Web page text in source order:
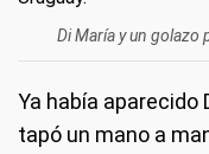
Di María y un golazo
Ya había aparecido
tapó un mano a